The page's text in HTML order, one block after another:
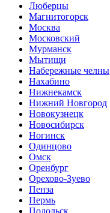
Люберцы
Магнитогорск
Москва
Московский
Мурманск
Мытищи
Набережные челны
Нахабино
Нижнекамск
Нижний Новгород
Новокузнецк
Новосибирск
Ногинск
Одинцово
Омск
Оренбург
Орехово-Зуево
Пенза
Пермь
Подольск